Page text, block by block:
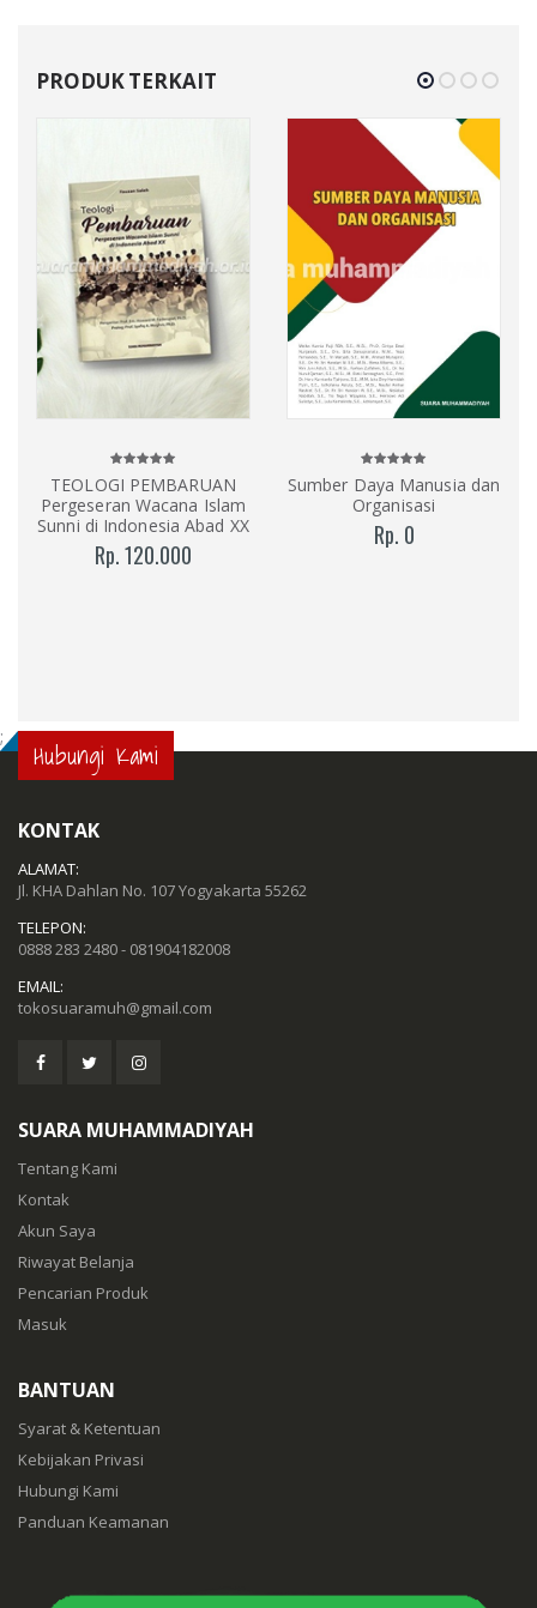
PRODUK TERKAIT
TEOLOGI PEMBARUAN
Pergeseran Wacana Islam
Sunni di Indonesia Abad XX
Rp. 120.000
Sumber Daya Manusia dan
Organisasi
Rp. 0
; Hubungi Kami
KONTAK
ALAMAT:
Jl. KHA Dahlan No. 107 Yogyakarta 55262
TELEPON:
0888 283 2480 - 081904182008
EMAIL:
tokosuaramuh@gmail.com
SUARA MUHAMMADIYAH
Tentang Kami
Kontak
Akun Saya
Riwayat Belanja
Pencarian Produk
Masuk
BANTUAN
Syarat & Ketentuan
Kebijakan Privasi
Hubungi Kami
Panduan Keamanan